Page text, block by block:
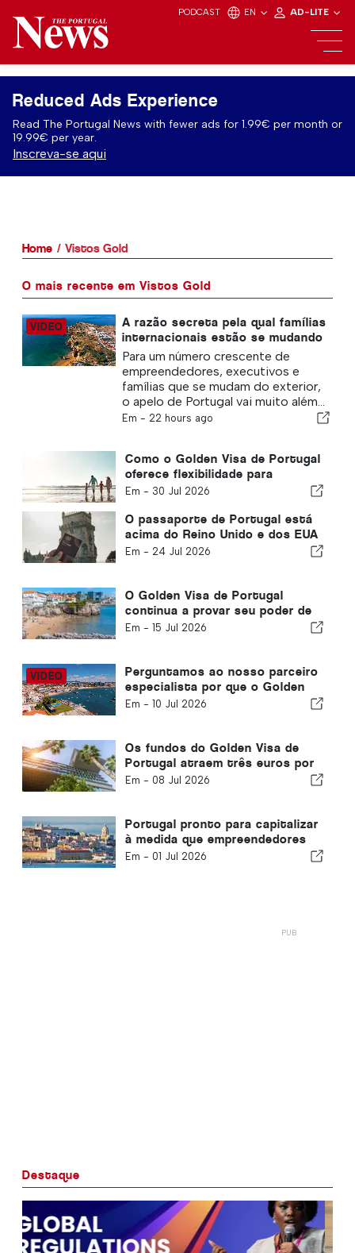
PODCAST EN AD-LITE
Reduced Ads Experience
Read The Portugal News with fewer ads for 1.99€ per month or
19.99€ per year.
Inscreva-se aqui
Home Vistos Gold
O mais recente em Vistos Gold
A razão secreta pela qual famílias
internacionais estão se mudando
para Portugal
Para um número crescente de
empreendedores, executivos e
famílias que se mudam do exterior,
o apelo de Portugal vai muito além...
Em - 22 hours ago
Como o Golden Visa de Portugal
oferece flexibilidade para
famílias internacionais
Em - 30 Jul 2026
O passaporte de Portugal está
acima do Reino Unido e dos EUA
em novo relatório
Em - 24 Jul 2026
O Golden Visa de Portugal
continua a provar seu poder de
permanência, eis o que isso
Em - 15 Jul 2026
Perguntamos ao nosso parceiro
especialista por que o Golden
Visa de Portugal é o número um
Em - 10 Jul 2026
Os fundos do Golden Visa de
Portugal atraem três euros por
cada um retirado
Em - 08 Jul 2026
Portugal pronto para capitalizar
à medida que empreendedores
buscam mobilidade europeia
Em - 01 Jul 2026
Destaque